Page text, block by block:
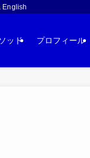
English
ッド プロフィール